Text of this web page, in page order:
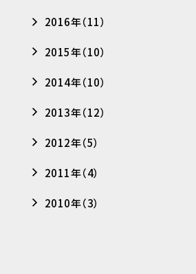
2016年（11）
2015年（10）
2014年（10）
2013年（12）
2012年（5）
2011年（4）
2010年（3）